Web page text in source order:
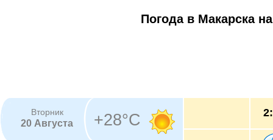
Погода в Макарска
Вторник
20 Августа +28°C